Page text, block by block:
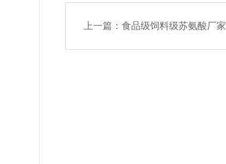
上一篇：食品级饲料级苏氨酸厂家